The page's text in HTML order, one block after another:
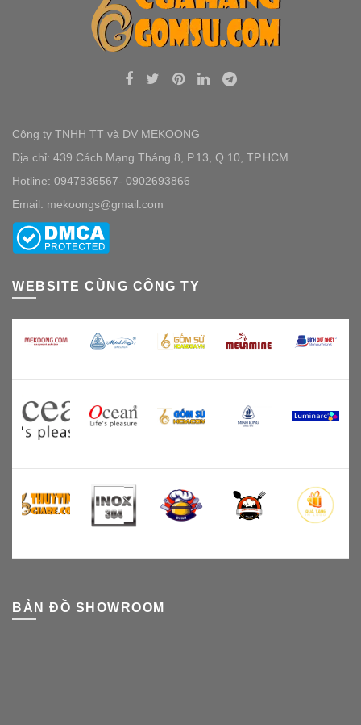
Công ty TNHH TT và DV MEKOONG
Địa chỉ: 439 Cách Mạng Tháng 8, P.13, Q.10, TP.HCM
Hotline: 0947836567- 0902693866
Email: mekoongs@gmail.com
WEBSITE CÙNG CÔNG TY
BẢN ĐỒ SHOWROOM